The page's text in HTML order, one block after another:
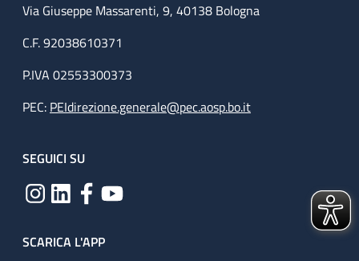
Via Giuseppe Massarenti, 9, 40138 Bologna
C.F. 92038610371
P.IVA 02553300373
PEC: PEIdirezione.generale@pec.aosp.bo.it
SEGUICI SU
SCARICA L'APP